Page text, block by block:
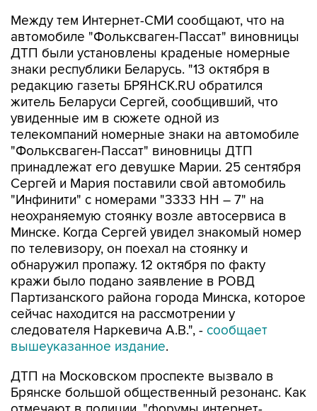
Между тем Интернет-СМИ сообщают, что на
автомобиле "Фольксваген-Пассат" виновницы
ДТП были установлены краденые номерные
знаки республики Беларусь. "13 октября в
редакцию газеты БРЯНСК.RU обратился
житель Беларуси Сергей, сообщивший, что
увиденные им в сюжете одной из
телекомпаний номерные знаки на автомобиле
"Фольксваген-Пассат" виновницы ДТП
принадлежат его девушке Марии. 25 сентября
Сергей и Мария поставили свой автомобиль
"Инфинити" с номерами "3333 НН – 7" на
неохраняемую стоянку возле автосервиса в
Минске. Когда Сергей увидел знакомый номер
по телевизору, он поехал на стоянку и
обнаружил пропажу. 12 октября по факту
кражи было подано заявление в РОВД
Партизанского района города Минска, которое
сейчас находится на рассмотрении у
следователя Наркевича А.В.", - сообщает
вышеуказанное издание.
ДТП на Московском проспекте вызвало в
Брянске большой общественный резонанс. Как